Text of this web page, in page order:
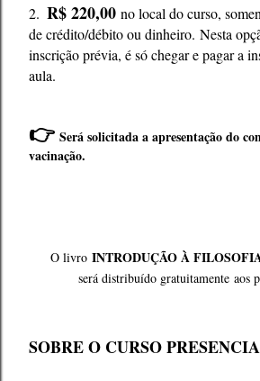
2. R$ 220,00 no local do curso,
de crédito/débito ou dinheiro. Nesta
inscrição prévia, é só chegar e pagar a
aula.
👉 Será solicitada a apresentação do
vacinação.
O livro INTRODUÇÃO À
será distribuído gratuitamente aos
SOBRE O CURSO